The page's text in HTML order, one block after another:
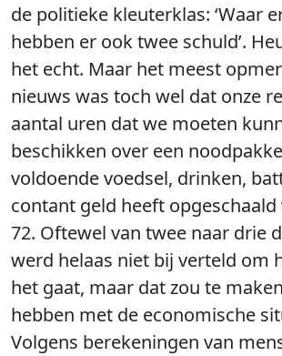
de politieke kleuterklas: ‘Waar
hebben er ook twee schuld’.
het echt. Maar het meest
nieuws was toch wel dat onze
aantal uren dat we moeten
beschikken over een
voldoende voedsel, drinken,
contant geld heeft opgeschaald
72. Oftewel van twee naar drie
werd helaas niet bij verteld om
het gaat, maar dat zou te
hebben met de economische
Volgens berekeningen van